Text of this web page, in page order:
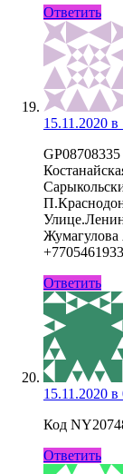
Ответить
15.11.2020 в
GP08708335
Ответить
15.11.2020 в
Код
Ответить